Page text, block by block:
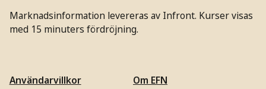
Marknadsinformation levereras av Infront. Kurser visas
med 15 minuters fördröjning.
Användarvillkor
Om EFN